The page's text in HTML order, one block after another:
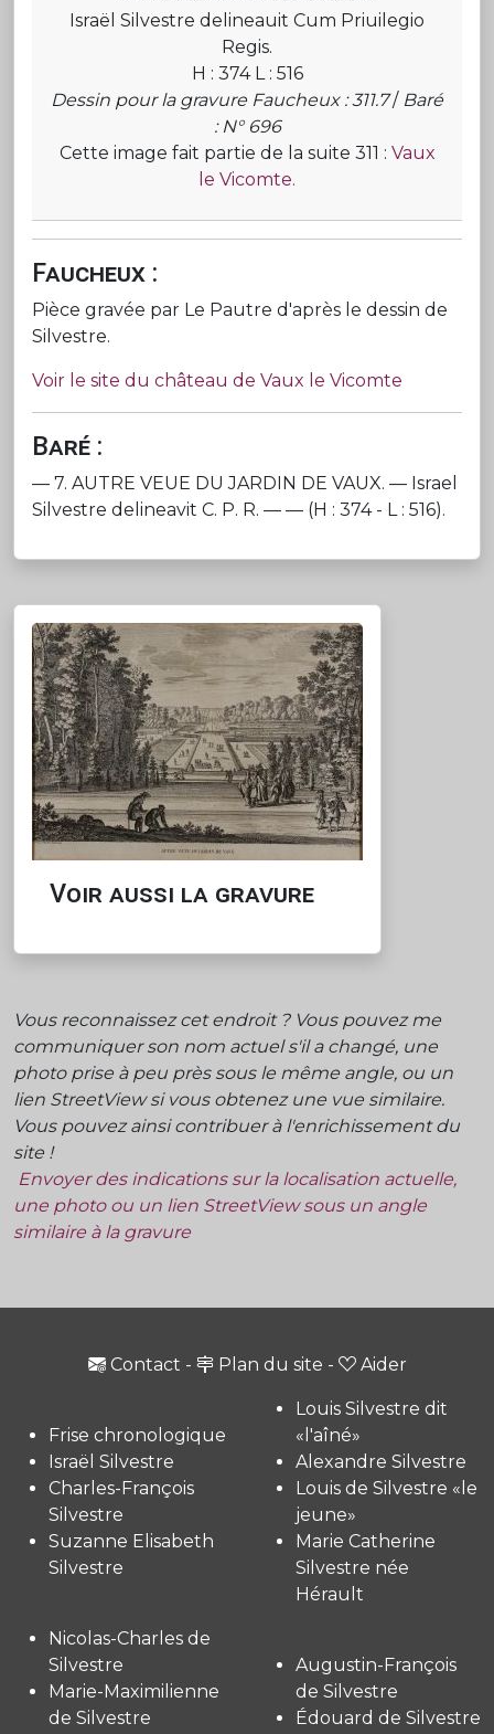
Israël Silvestre delineauit Cum Priuilegio
Regis.
H : 374 L : 516
Dessin pour la gravure Faucheux : 311.7/ Baré
: N° 696
Cette image fait partie de la suite 311 : Vaux
le Vicomte.
Faucheux :
Pièce gravée par Le Pautre d'après le dessin de
Silvestre.
Voir le site du château de Vaux le Vicomte
Baré :
— 7. AUTRE VEUE DU JARDIN DE VAUX. — Israel
Silvestre delineavit C. P. R. — — (H : 374 - L : 516).
Voir aussi la gravure
Vous reconnaissez cet endroit ? Vous pouvez me
communiquer son nom actuel s'il a changé, une
photo prise à peu près sous le même angle, ou un
lien StreetView si vous obtenez une vue similaire.
Vous pouvez ainsi contribuer à l'enrichissement du
site !
Envoyer des indications sur la localisation actuelle,
une photo ou un lien StreetView sous un angle
similaire à la gravure
Contact - Plan du site - Aider
Frise chronologique
Israël Silvestre
Charles-François
Silvestre
Suzanne Elisabeth
Silvestre
Louis Silvestre dit
«l'aîné»
Alexandre Silvestre
Louis de Silvestre «le
jeune»
Marie Catherine
Silvestre née
Hérault
Nicolas-Charles de
Silvestre
Marie-Maximilienne
de Silvestre
Augustin-François
de Silvestre
Édouard de Silvestre